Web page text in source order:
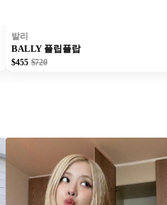
발리
BALLY 플립플랍
$455 $720